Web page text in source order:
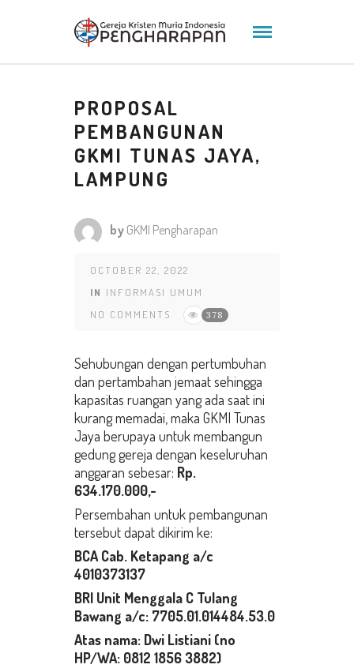
PROPOSAL
PEMBANGUNAN
GKMI TUNAS JAYA,
LAMPUNG
by GKMI Pengharapan
OCTOBER 22, 2022
IN INFORMASI UMUM
NO COMMENTS
378
Sehubungan dengan pertumbuhan
dan pertambahan jemaat sehingga
kapasitas ruangan yang ada saat ini
kurang memadai, maka GKMI Tunas
Jaya berupaya untuk membangun
gedung gereja dengan keseluruhan
anggaran sebesar: Rp.
634.170.000,-
Persembahan untuk pembangunan
tersebut dapat dikirim ke:
BCA Cab. Ketapang a/c
4010373137
BRI Unit Menggala C Tulang
Bawang a/c: 7705.01.014484.53.0
Atas nama: Dwi Listiani (no
HP/WA: 0812 1856 3882)